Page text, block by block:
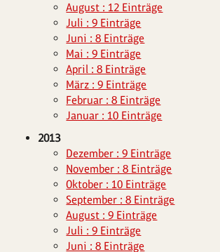
August : 12 Einträge
Juli : 9 Einträge
Juni : 8 Einträge
Mai : 9 Einträge
April : 8 Einträge
März : 9 Einträge
Februar : 8 Einträge
Januar : 10 Einträge
2013
Dezember : 9 Einträge
November : 8 Einträge
Oktober : 10 Einträge
September : 8 Einträge
August : 9 Einträge
Juli : 9 Einträge
Juni : 8 Einträge